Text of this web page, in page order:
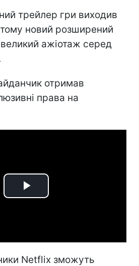
трейлер гри виходив
новий розширений
ажіотаж серед
отримав
права на
Play
Netflix зможуть